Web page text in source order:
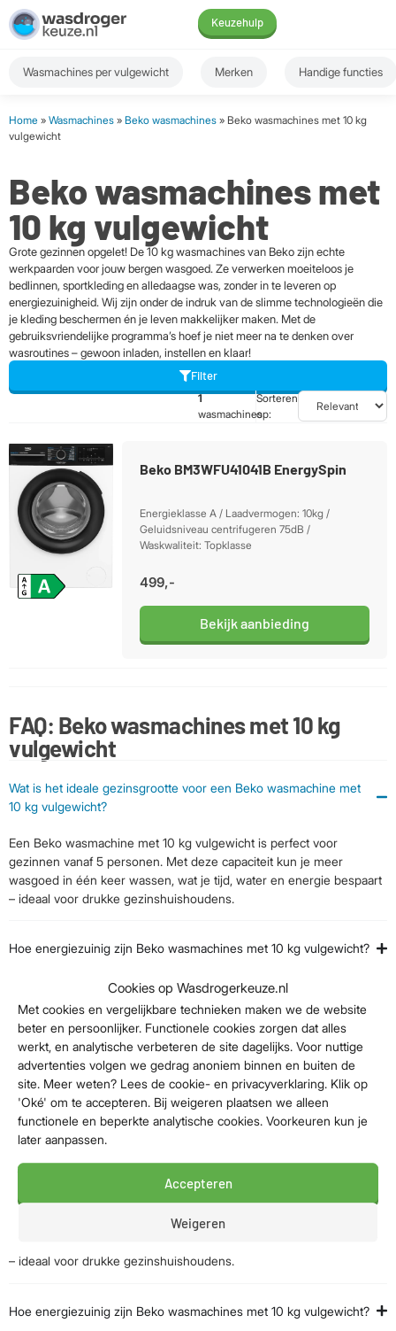
Cookies op Wasdrogerkeuze.nl
Met cookies en vergelijkbare technieken maken we de website
beter en persoonlijker. Functionele cookies zorgen dat alles
werkt, en analytische verbeteren de site dagelijks. Voor nuttige
advertenties volgen we gedrag anoniem binnen en buiten de
site. Meer weten? Lees de cookie- en privacyverklaring. Klik op
'Oké' om te accepteren. Bij weigeren plaatsen we alleen
functionele en beperkte analytische cookies. Voorkeuren kun je
later aanpassen.
Accepteren
Weigeren
Keuzehulp
Wasmachines per vulgewicht Merken Handige functies
Home » Wasmachines » Beko wasmachines » Beko wasmachines met 10 kg
vulgewicht
Beko wasmachines met
10 kg vulgewicht
Grote gezinnen opgelet! De 10 kg wasmachines van Beko zijn echte
werkpaarden voor jouw bergen wasgoed. Ze verwerken moeiteloos je
bedlinnen, sportkleding en alledaagse was, zonder in te leveren op
energiezuinigheid. Wij zijn onder de indruk van de slimme technologieën die
je kleding beschermen én je leven makkelijker maken. Met de
gebruiksvriendelijke programma’s hoef je niet meer na te denken over
wasroutines – gewoon inladen, instellen en klaar!
Filter
1
wasmachines
Sorteren
op:
Beko BM3WFU41041B EnergySpin
Energieklasse A / Laadvermogen: 10kg /
Geluidsniveau centrifugeren 75dB /
Waskwaliteit: Topklasse
499,-
Bekijk aanbieding
FAQ: Beko wasmachines met 10 kg
vulgewicht
Wat is het ideale gezinsgrootte voor een Beko wasmachine met
10 kg vulgewicht?
Een Beko wasmachine met 10 kg vulgewicht is perfect voor
gezinnen vanaf 5 personen. Met deze capaciteit kun je meer
wasgoed in één keer wassen, wat je tijd, water en energie bespaart
– ideaal voor drukke gezinshuishoudens.
Hoe energiezuinig zijn Beko wasmachines met 10 kg vulgewicht?
Welke centrifugesnelheden zijn beschikbaar bij Beko
wasmachines van 10 kg?
Past een Beko wasmachine met 10 kg vulgewicht in kleine
ruimtes?
Wat is het ideale gezinsgrootte voor een Beko wasmachine met
10 kg vulgewicht?
Een Beko wasmachine met 10 kg vulgewicht is perfect voor
gezinnen vanaf 5 personen. Met deze capaciteit kun je meer
– ideaal voor drukke gezinshuishoudens.
Hoe energiezuinig zijn Beko wasmachines met 10 kg vulgewicht?